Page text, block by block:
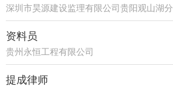
深圳市昊源建设监理有限公司贵阳观山湖分
公司
资料员
贵州永恒工程有限公司
提成律师